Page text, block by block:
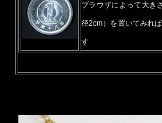
ブラウザによって大き
径2cm）を置いてみれ
す